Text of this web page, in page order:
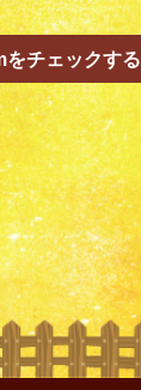
をチェックする